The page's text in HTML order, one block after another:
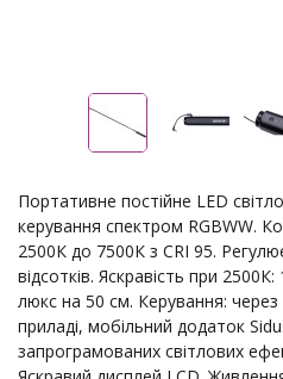
Портативне постійне LED
керування спектром RGBWW.
2500К до 7500К з CRI 95.
відсотків. Яскравість при
люкс на 50 см. Керування:
приладі, мобільний додаток
запрограмованих світлових